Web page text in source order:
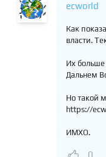
ecworld
Как
власти.
Их больше
Дальнем
Но такой
https://
ИМХО.